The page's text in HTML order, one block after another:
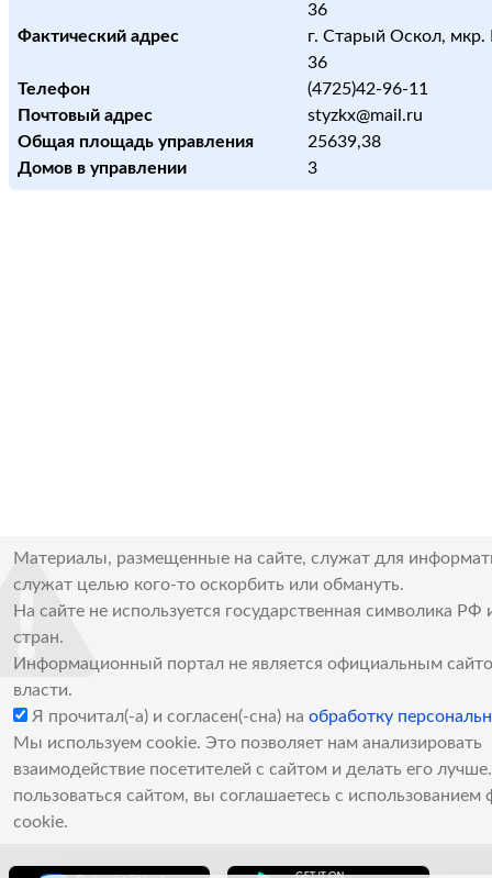
36
Фактический адрес
г. Старый Оскол, мкр.
36
Телефон
(4725)42-96-11
Почтовый адрес
styzkx@mail.ru
Общая площадь управления
25639,38
Домов в управлении
3
Материалы, размещенные на сайте, служат для
служат целью кого-то оскорбить или обмануть.
На сайте не используется государственная символика РФ
стран.
Информационный портал не является официальным
власти.
Я прочитал(-а) и согласен(-сна) на обработку
Мы используем cookie. Это позволяет нам анализировать
взаимодействие посетителей с сайтом и делать его
пользоваться сайтом, вы соглашаетесь с использованием
cookie.